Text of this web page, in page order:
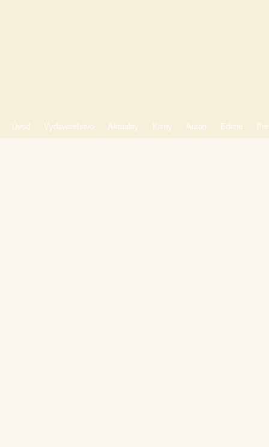
Úvod Vydavateľstvo Aktuality Knihy Autori Edície